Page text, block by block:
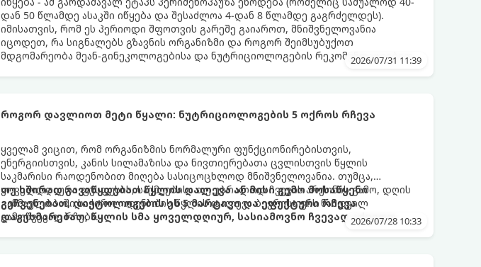
დან 50 წლამდე ასაკში იწყება და შესაძლოა 4-დან 8 წლამდე გაგრძელდეს).
იმისათვის, რომ ეს პერიოდი შფოთვის გარეშე გაიაროთ, მნიშვნელოვანია
იცოდეთ, რა სიგნალებს გზავნის ორგანიზმი და როგორ შეიმსუბუქოთ
მდგომარეობა მეან-გინეკოლოგებისა და ნუტრიციოლოგების რეკომენდაციებით.
2026/07/31 11:39
როგორ დავლიოთ მეტი წყალი: ნუტრიციოლოგების 5 ოქროს რჩევა
ყველამ ვიცით, რომ ორგანიზმის ნორმალური ფუნქციონირებისთვის,
ენერგიისთვის, კანის სილამაზისა და ნივთიერებათა ცვლისთვის წყლის
საკმარისი რაოდენობით მიღება სასიცოცხლოდ მნიშვნელოვანია. თუმცა,
ყოველდღიური ფუსფუსის, საქმეებისა თუ უბრალოდ ჩვევის არქონის გამო, დღის
განმავლობაში საჭირო ოდენობის წყლის დალევა ბევრისთვის ნამდვილ
გამოწვევად რჩება.
თუ ხშირად გავიწყდებათ წყლის დალევა ან მისი გემო მოსაწყენი
გეჩვენებათ, დიეტოლოგების ეს 5 მარტივი და ეფექტური რჩევა
დაგეხმარებათ, წყლის სმა ყოველდღიურ, სასიამოვნო ჩვევად აქციოთ.
2026/07/28 10:33